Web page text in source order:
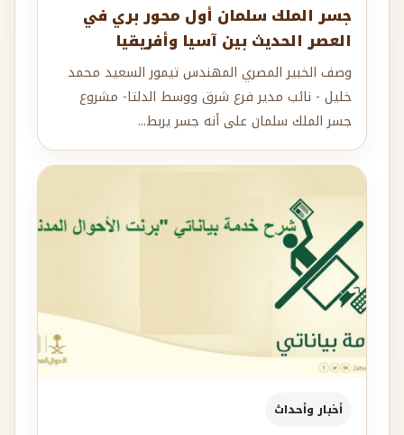
جسر الملك سلمان أول محور بري في
العصر الحديث بين آسيا وأفريقيا
وصف الخبير المصري المهندس تيمور السعيد محمد
خليل - نائب مدير فرع شرق ووسط الدلتا- مشروع
جسر الملك سلمان على أنه جسر يربط...
أخبار وأحداث